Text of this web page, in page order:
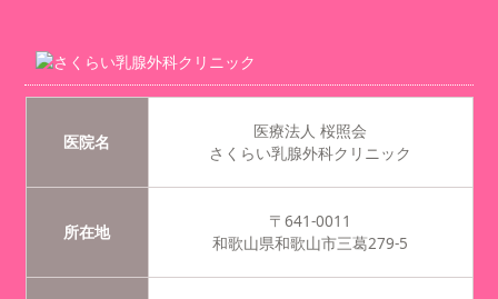
医院名
医療法人 桜照会
さくらい乳腺外科クリニック
所在地
〒641-0011
和歌山県和歌山市三葛279-5